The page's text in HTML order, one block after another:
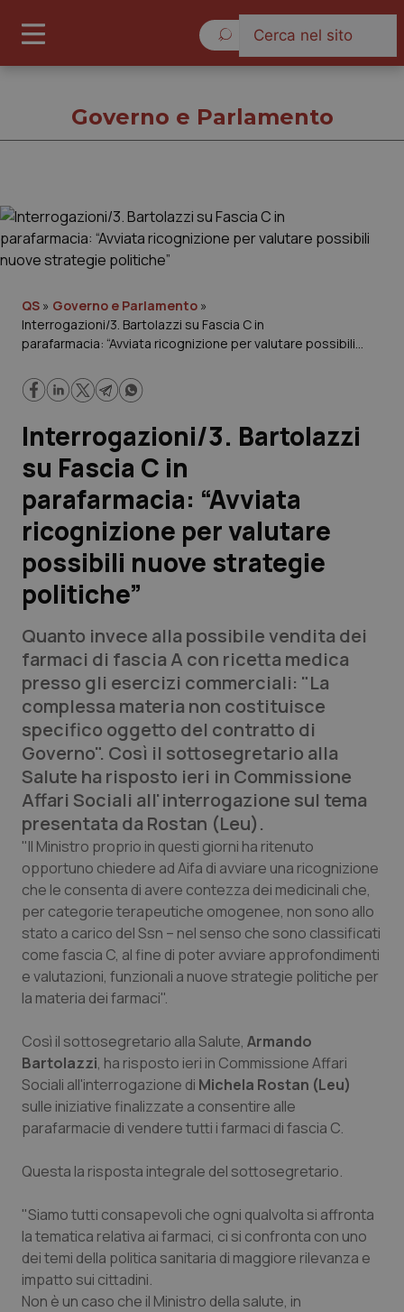
Cronache
Governo e Parlamento
Regioni e Asl
Lavoro e Professioni
Scienza e Farmaci
Studi e Analisi
Lettere al direttore
Edizioni Regionali
QS Pro
Professionisti Sanitari.AI
Abruzzo
Basilicata
Calabria
Campania
Emilia-Romagna
Friuli Venezia Giulia
Lazio
Liguria
Lombardia
Piemonte
Provincia Autonoma di Bolzano
QS Pro Gold
Artrite & artrosi
Asma & BPCO
Car-T
Colesterolo & coronaropatie
Dermatite Atopica
Diabete & glucometri
Disturbi dell’umore
Dolore
HIV
Infezioni & Febbre
QS Club Newsletter
Governo e Parlamento
QS » Governo e Parlamento »
Interrogazioni/3. Bartolazzi su Fascia C in
parafarmacia: “Avviata ricognizione per valutare possibili
Interrogazioni/3. Bartolazzi
su Fascia C in
parafarmacia: “Avviata
ricognizione per valutare
possibili nuove strategie
politiche”
Quanto invece alla possibile vendita dei
farmaci di fascia A con ricetta medica
presso gli esercizi commerciali: "La
complessa materia non costituisce
specifico oggetto del contratto di
Governo". Così il sottosegretario alla
Salute ha risposto ieri in Commissione
Affari Sociali all'interrogazione sul tema
presentata da Rostan (Leu).
"Il Ministro proprio in questi giorni ha ritenuto
opportuno chiedere ad Aifa di avviare una ricognizione
che le consenta di avere contezza dei medicinali che,
per categorie terapeutiche omogenee, non sono allo
stato a carico del Ssn – nel senso che sono classificati
come fascia C, al fine di poter avviare approfondimenti
e valutazioni, funzionali a nuove strategie politiche per
la materia dei farmaci".
Così il sottosegretario alla Salute, Armando
Bartolazzi, ha risposto ieri in Commissione Affari
Sociali all'interrogazione di Michela Rostan (Leu)
sulle iniziative finalizzate a consentire alle
parafarmacie di vendere tutti i farmaci di fascia C.
Questa la risposta integrale del sottosegretario.
"Siamo tutti consapevoli che ogni qualvolta si affronta
la tematica relativa ai farmaci, ci si confronta con uno
dei temi della politica sanitaria di maggiore rilevanza e
impatto sui cittadini.
Non è un caso che il Ministro della salute, in